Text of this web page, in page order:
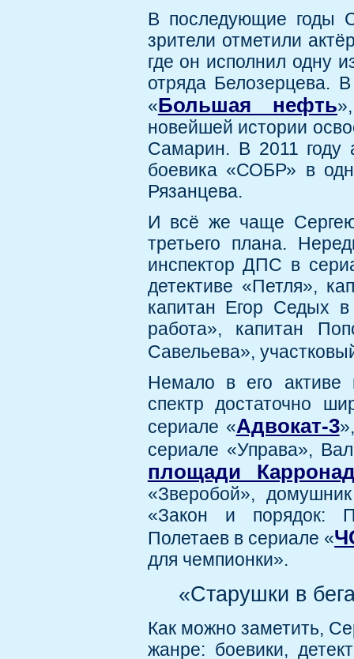
В последующие годы
зрители отметили
где он исполнил одну
отряда Белозерцева.
«Большая нефть
новейшей истории
Самарин. В 2011 году
боевика «СОБР» в
Рязанцева.
И всё же чаще Сергею
третьего плана.
инспектор ДПС в
детективе «Петля»,
капитан Егор Седых
работа», капитан
Савельева»,
Немало в его активе
спектр достаточно
сериале «Адвокат-3
сериале «Управа»,
площади
«Зверобой»,
«Закон и порядок:
Полетаев в сериале «
для чемпионки».
«Старушки в
Как можно заметить,
жанре: боевики,